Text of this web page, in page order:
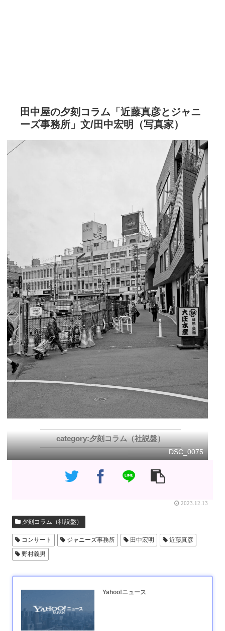
田中屋の夕刻コラム「近藤真彦とジャニ
ーズ事務所」文/田中宏明（写真家）
夕刻コラム（社説盤）
DSC_0075
2023.12.13
夕刻コラム（社説盤）
コンサート ジャニーズ事務所 田中宏明
近藤真彦
野村義男
Yahoo!ニュース